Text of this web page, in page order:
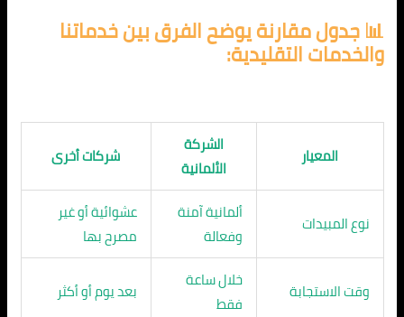
📊 جدول مقارنة يوضح الفرق بين خدماتنا
والخدمات التقليدية:
المعيار
الشركة
الألمانية
شركات أخرى
نوع المبيدات
ألمانية آمنة
وفعالة
عشوائية أو غير
مصرح بها
وقت الاستجابة
خلال ساعة
فقط
بعد يوم أو أكثر